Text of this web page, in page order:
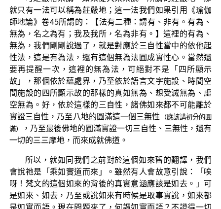
就只有一法可以稱為莊嚴地；這一法我們如果引用《瑜伽
師地論》卷45所謂的：【法有二種：謂有、非有。有為、
無為，名之為有；我及我所，名為非有。】這裡的有為、
無為，我們剛剛說過了，就是對應於三自性當中的依他起
性法，這是有為法，還有這個無為法圓成實性心。當然還
要再提醒一次，這裡的無為法，可絕對不是「四所顯示
故」，那個依於蘊處界，乃至依於語言文字施設、時間空
間施設的四所顯示故的那樣的真如無為、想受滅無為、虛
空無為。好，依於這樣的三自性，諸佛如來都不可能離於
實證三自性，乃至八地的圓滿這一個三無性
（應該講初分的圓
滿）
，乃至最後佛地的圓滿實證一切三自性、三無性，還有
一切的三三摩地，而來成就佛道。
所以，就如同我們之前對於這個如來舊的翻譯，我們
會說祂是「乘如實道而來」。雖然有人會故意引說：「唉
呀！梵文的這個如來的背後的真實意涵應該是如去。」可
是如來、如去，乃至或說如來有時候是取事實說，如來都
是如實而語。現在問題來了，何謂如實而語？不證得一切